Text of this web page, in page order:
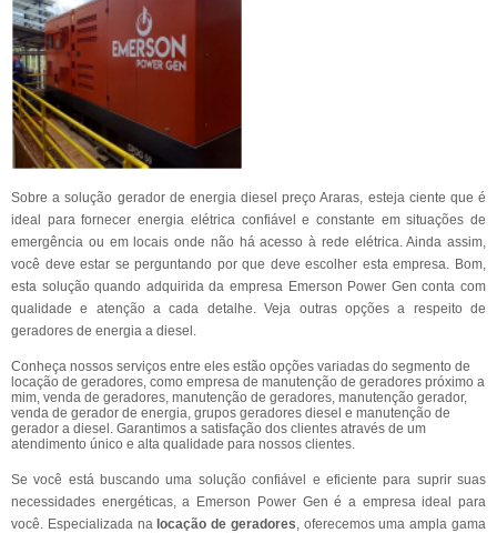
Sobre a solução gerador de energia diesel preço Araras, esteja ciente que é
ideal para fornecer energia elétrica confiável e constante em situações de
emergência ou em locais onde não há acesso à rede elétrica. Ainda assim,
você deve estar se perguntando por que deve escolher esta empresa. Bom,
esta solução quando adquirida da empresa Emerson Power Gen conta com
qualidade e atenção a cada detalhe. Veja outras opções a respeito de
geradores de energia a diesel.
Conheça nossos serviços entre eles estão opções variadas do segmento de
locação de geradores, como empresa de manutenção de geradores próximo a
mim, venda de geradores, manutenção de geradores, manutenção gerador,
venda de gerador de energia, grupos geradores diesel e manutenção de
gerador a diesel. Garantimos a satisfação dos clientes através de um
atendimento único e alta qualidade para nossos clientes.
Se você está buscando uma solução confiável e eficiente para suprir suas
necessidades energéticas, a Emerson Power Gen é a empresa ideal para
você. Especializada na locação de geradores, oferecemos uma ampla gama